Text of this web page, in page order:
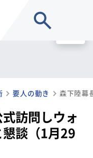
要人の動き
訪問しウォ
談（1月29